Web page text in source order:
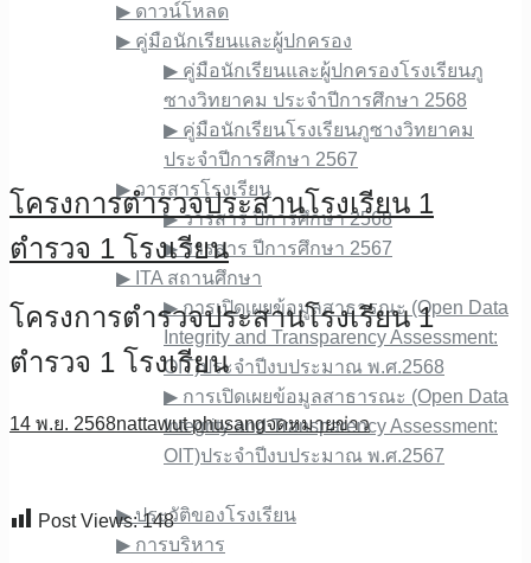
▶︎ ดาวน์โหลด
▶︎ คู่มือนักเรียนและผู้ปกครอง
▶︎ คู่มือนักเรียนและผู้ปกครองโรงเรียนภู
ซางวิทยาคม ประจำปีการศึกษา 2568
▶︎ คู่มือนักเรียนโรงเรียนภูซางวิทยาคม
ประจำปีการศึกษา 2567
▶︎ วารสารโรงเรียน
▶︎ วารสาร ปีการศึกษา 2568
▶︎ วารสาร ปีการศึกษา 2567
▶︎ ITA สถานศึกษา
▶︎ การเปิดเผยข้อมูลสาธารณะ (Open Data
Integrity and Transparency Assessment:
OIT)ประจำปีงบประมาณ พ.ศ.2568
▶︎ การเปิดเผยข้อมูลสาธารณะ (Open Data
Integrity and Transparency Assessment:
OIT)ประจำปีงบประมาณ พ.ศ.2567
▶︎ ประวัติของโรงเรียน
▶︎ การบริหาร
โครงการตำรวจประสานโรงเรียน​ 1
ตำรวจ 1 โรงเรียน
โครงการตำรวจประสานโรงเรียน​ 1
ตำรวจ 1 โรงเรียน
14 พ.ย. 2568nattawut phusangจดหมายข่าว
Post Views: 148